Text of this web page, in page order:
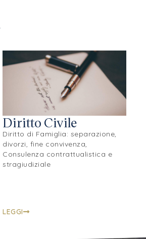
Diritto Civile
Diritto di Famiglia: separazione,
divorzi, fine convivenza,
Consulenza contrattualistica e
stragiudiziale
LEGGI